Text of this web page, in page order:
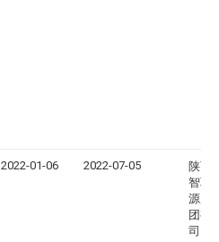
2022-01-06 2022-07-05
陕西
智联
源产
团有
司